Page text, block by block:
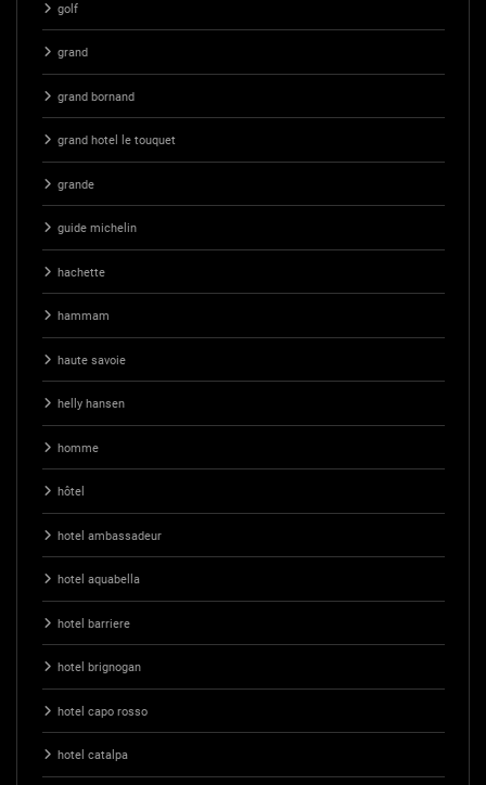
golf
grand
grand bornand
grand hotel le touquet
grande
guide michelin
hachette
hammam
haute savoie
helly hansen
homme
hôtel
hotel ambassadeur
hotel aquabella
hotel barriere
hotel brignogan
hotel capo rosso
hotel catalpa